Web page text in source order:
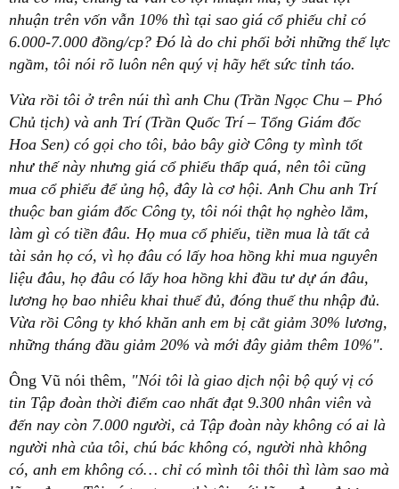
nhuận trên vốn vẫn 10% thì tại sao giá cổ phiếu chỉ có
6.000-7.000 đồng/cp? Đó là do chi phối bởi những thế lực
ngầm, tôi nói rõ luôn nên quý vị hãy hết sức tỉnh táo.
Vừa rồi tôi ở trên núi thì anh Chu (Trần Ngọc Chu – Phó
Chủ tịch) và anh Trí (Trần Quốc Trí – Tổng Giám đốc
Hoa Sen) có gọi cho tôi, bảo bây giờ Công ty mình tốt
như thế này nhưng giá cổ phiếu thấp quá, nên tôi cũng
mua cổ phiếu để ủng hộ, đây là cơ hội. Anh Chu anh Trí
thuộc ban giám đốc Công ty, tôi nói thật họ nghèo lắm,
làm gì có tiền đâu. Họ mua cổ phiếu, tiền mua là tất cả
tài sản họ có, vì họ đâu có lấy hoa hồng khi mua nguyên
liệu đâu, họ đâu có lấy hoa hồng khi đầu tư dự án đâu,
lương họ bao nhiêu khai thuế đủ, đóng thuế thu nhập đủ.
Vừa rồi Công ty khó khăn anh em bị cắt giảm 30% lương,
những tháng đầu giảm 20% và mới đây giảm thêm 10%".
Ông Vũ nói thêm, "Nói tôi là giao dịch nội bộ quý vị có
tin Tập đoàn thời điểm cao nhất đạt 9.300 nhân viên và
đến nay còn 7.000 người, cả Tập đoàn này không có ai là
người nhà của tôi, chú bác không có, người nhà không
có, anh em không có… chỉ có mình tôi thôi thì làm sao mà